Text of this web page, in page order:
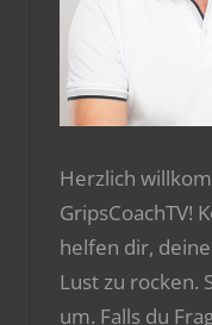
Herzlich
GripsCoachTV!
helfen dir,
Lust zu rocken.
um. Falls du